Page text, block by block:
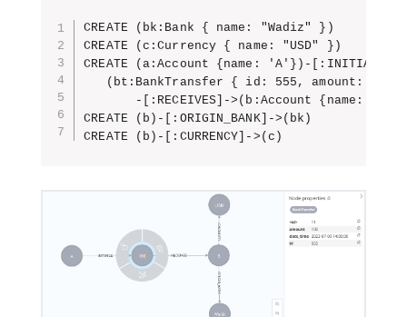
CREATE (bk:Bank { name: "Wadiz" })
CREATE (c:Currency { name: "USD" })
CREATE (a:Account {name: 'A'})-
(bt:BankTransfer { id: 555, amount:
       -[:RECEIVES]->(b:Account {name: 'B'})
CREATE (b)-[:ORIGIN_BANK]->(bk)
CREATE (b)-[:CURRENCY]->(c)